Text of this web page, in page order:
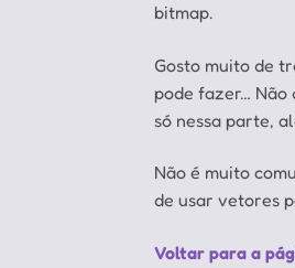
bitmap.
Gosto muito de
pode fazer… Não
só nessa parte,
Não é muito
de usar vetores
Voltar para a